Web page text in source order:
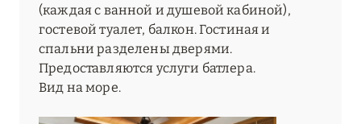
(каждая с ванной и душевой кабиной),
гостевой туалет, балкон. Гостиная и
спальни разделены дверями.
Предоставляются услуги батлера.
Вид на море.